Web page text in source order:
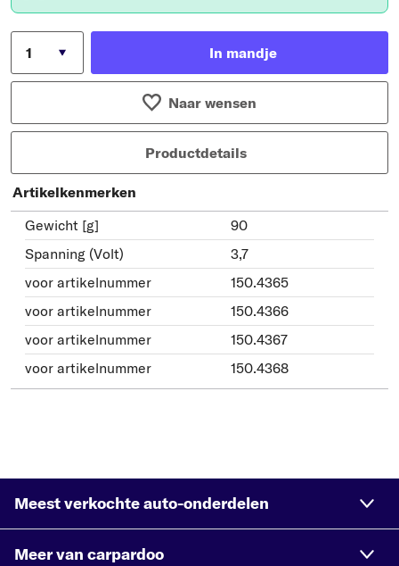
In mandje
Naar wensen
Productdetails
Artikelkenmerken
Gewicht [g]
90
Spanning (Volt)
3,7
voor artikelnummer
150.4365
voor artikelnummer
150.4366
voor artikelnummer
150.4367
voor artikelnummer
150.4368
Meest verkochte auto-onderdelen
Meer van carpardoo